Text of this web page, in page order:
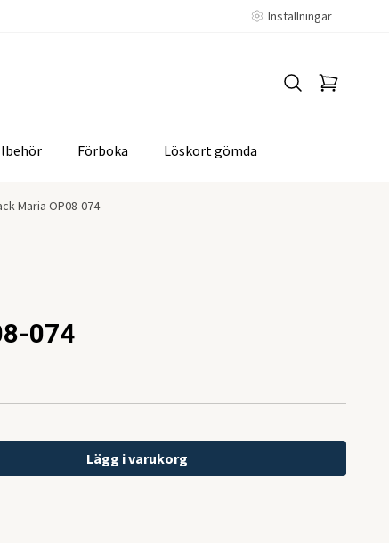
Inställningar
Förboka Löskort gömda
Maria OP08-074
074
Lägg i varukorg